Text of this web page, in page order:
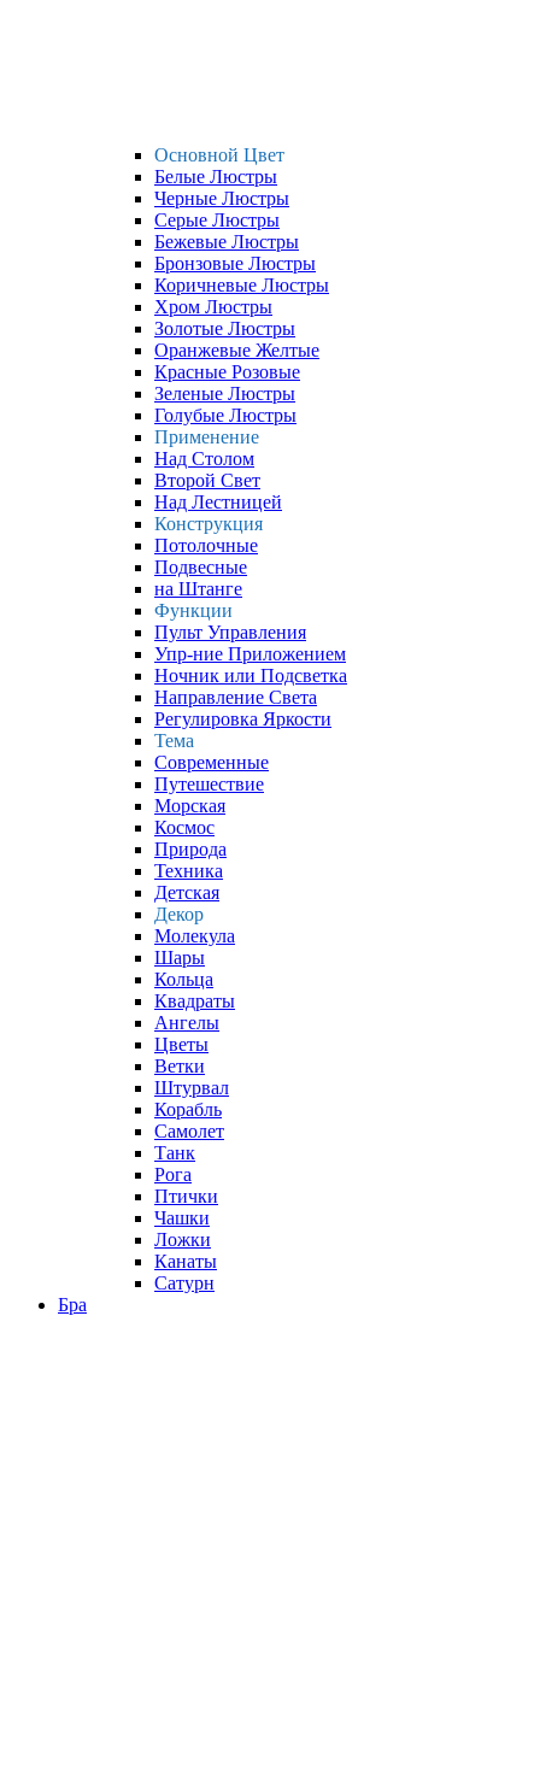
Основной Цвет
Белые Люстры
Черные Люстры
Серые Люстры
Бежевые Люстры
Бронзовые Люстры
Коричневые Люстры
Хром Люстры
Золотые Люстры
Оранжевые Желтые
Красные Розовые
Зеленые Люстры
Голубые Люстры
Применение
Над Столом
Второй Свет
Над Лестницей
Конструкция
Потолочные
Подвесные
на Штанге
Функции
Пульт Управления
Упр-ние Приложением
Ночник или Подсветка
Направление Света
Регулировка Яркости
Тема
Современные
Путешествие
Морская
Космос
Природа
Техника
Детская
Декор
Молекула
Шары
Кольца
Квадраты
Ангелы
Цветы
Ветки
Штурвал
Корабль
Самолет
Танк
Рога
Птички
Чашки
Ложки
Канаты
Сатурн
Бра